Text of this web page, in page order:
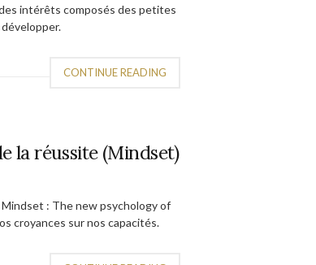
intérêts composés des petites
CONTINUE READING
la réussite (Mindset)
Mindset : The new psychology of
croyances sur nos capacités.